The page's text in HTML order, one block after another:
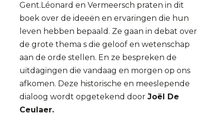
Gent.Léonard en Vermeersch praten in dit
boek over de ideeën en ervaringen die hun
leven hebben bepaald. Ze gaan in debat over
de grote thema s die geloof en wetenschap
aan de orde stellen. En ze bespreken de
uitdagingen die vandaag en morgen op ons
afkomen. Deze historische en meeslepende
dialoog wordt opgetekend door Joël De
Ceulaer.